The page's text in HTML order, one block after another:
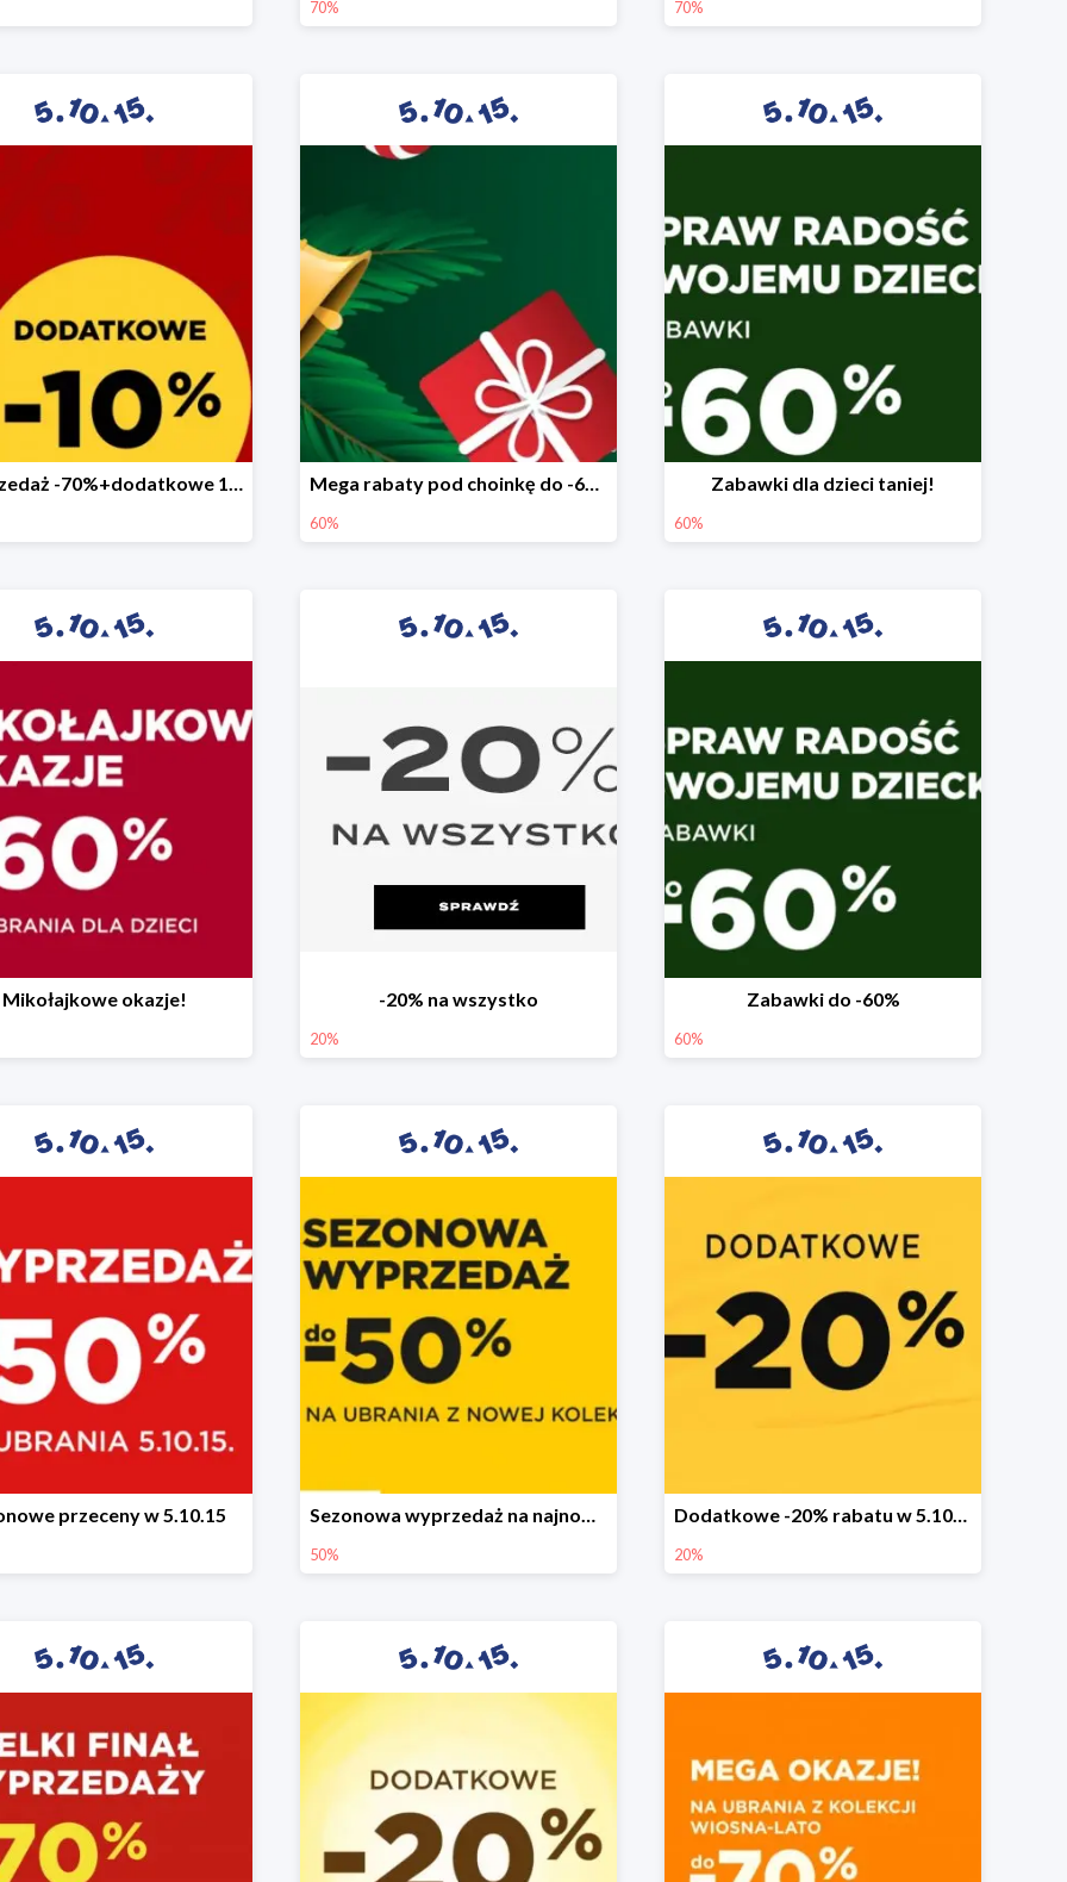
70% 70%
Wyprzedaż -70%+dodatkowe 10% Mega rabaty pod choinkę do -60%
60%
Zabawki dla dzieci taniej!
60%
Mikołajkowe okazje! -20% na wszystko
20%
Zabawki do -60%
60%
przeceny w 5.10.15 Sezonowa wyprzedaż na najnowszą kolekcję do -50%
50%
Dodatkowe -20% rabatu w 5.10.15
20%